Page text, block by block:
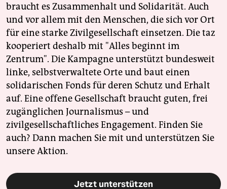
braucht es Zusammenhalt und Solidarität. Auch
und vor allem mit den Menschen, die sich vor Ort
für eine starke Zivilgesellschaft einsetzen. Die taz
kooperiert deshalb mit "Alles beginnt im
Zentrum". Die Kampagne unterstützt bundesweit
linke, selbstverwaltete Orte und baut einen
solidarischen Fonds für deren Schutz und Erhalt
auf. Eine offene Gesellschaft braucht guten, frei
zugänglichen Journalismus – und
zivilgesellschaftliches Engagement. Finden Sie
auch? Dann machen Sie mit und unterstützen Sie
unsere Aktion.
Jetzt unterstützen